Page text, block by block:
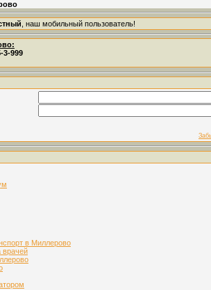
, наш мобильный пользователь!
3-999
в Миллерово
врачей